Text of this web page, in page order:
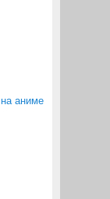
аниме